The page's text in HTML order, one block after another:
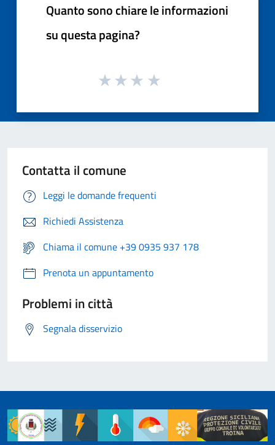
Quanto sono chiare le informazioni
su questa pagina?
Contatta il comune
Leggi le domande frequenti
Richiedi Assistenza
Chiama il comune +39 0935 937 178
Prenota un appuntamento
Problemi in città
Segnala disservizio